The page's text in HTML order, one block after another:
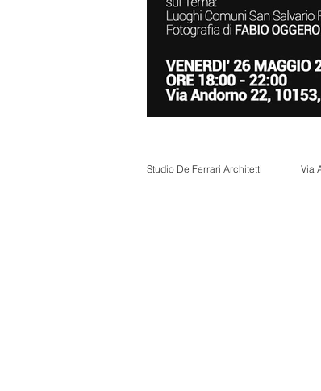
Studio De Ferrari Architetti Via